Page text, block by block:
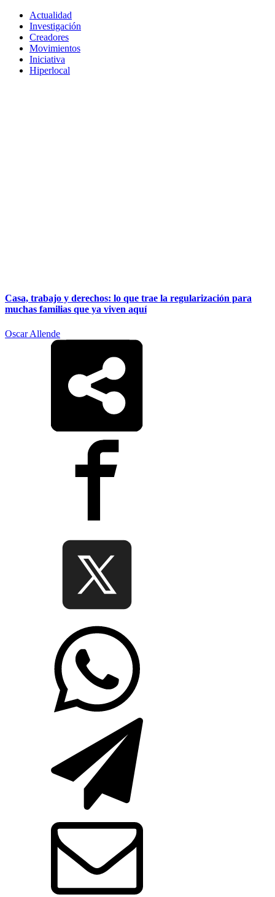
Actualidad
Investigación
Creadores
Movimientos
Iniciativa
Hiperlocal
Casa, trabajo y derechos: lo que trae la regularización para
muchas familias que ya viven aquí
Oscar Allende